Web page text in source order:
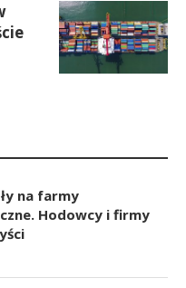
na farmy
Hodowcy i firmy